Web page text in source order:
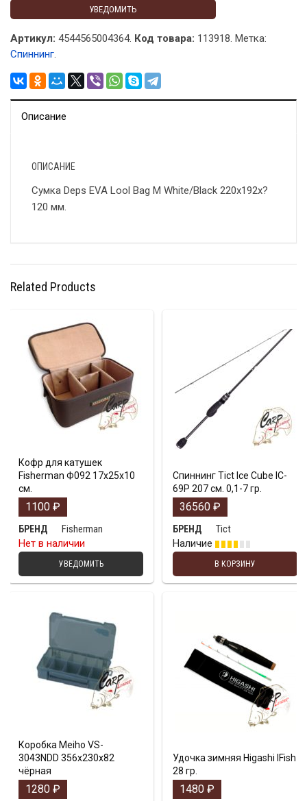
УВЕДОМИТЬ
Артикул: 4544565004364. Код товара: 113918. Метка:
Спиннинг.
Описание
ОПИСАНИЕ
Сумка Deps EVA Lool Bag M White/Black 220x192x?
120 мм.
Related Products
Кофр для катушек
Fisherman Ф092 17х25х10
см.
1100 ₽
БРЕНД
Fisherman
Нет в наличии
УВЕДОМИТЬ
Спиннинг Tict Ice Cube IC-
69P 207 см. 0,1-7 гр.
36560 ₽
БРЕНД
Tict
Наличие
В КОРЗИНУ
Коробка Meiho VS-
3043NDD 356х230х82
чёрная
1280 ₽
Удочка зимняя Higashi IFish
28 гр.
1480 ₽